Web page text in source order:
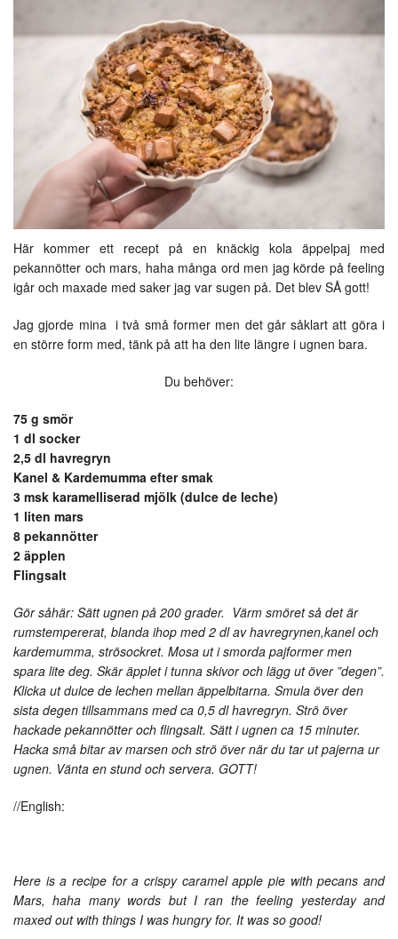
Här kommer ett recept på en knäckig kola äppelpaj med
pekannötter och mars, haha många ord men jag körde på feeling
igår och maxade med saker jag var sugen på. Det blev SÅ gott!
Jag gjorde mina i två små former men det går såklart att göra i
en större form med, tänk på att ha den lite längre i ugnen bara.
Du behöver:
75 g smör
1 dl socker
2,5 dl havregryn
Kanel & Kardemumma efter smak
3 msk karamelliserad mjölk (dulce de leche)
1 liten mars
8 pekannötter
2 äpplen
Flingsalt
Gör såhär: Sätt ugnen på 200 grader. Värm smöret så det är
rumstempererat, blanda ihop med 2 dl av havregrynen,kanel och
kardemumma, strösockret. Mosa ut i smorda pajformer men
spara lite deg. Skär äpplet i tunna skivor och lägg ut över ”degen”.
Klicka ut dulce de lechen mellan äppelbitarna. Smula över den
sista degen tillsammans med ca 0,5 dl havregryn. Strö över
hackade pekannötter och flingsalt. Sätt i ugnen ca 15 minuter.
Hacka små bitar av marsen och strö över när du tar ut pajerna ur
ugnen. Vänta en stund och servera. GOTT!
//English:
Here is a recipe for a crispy caramel apple pie with pecans and
Mars, haha many words but I ran the feeling yesterday and
maxed out with things I was hungry for. It was so good!